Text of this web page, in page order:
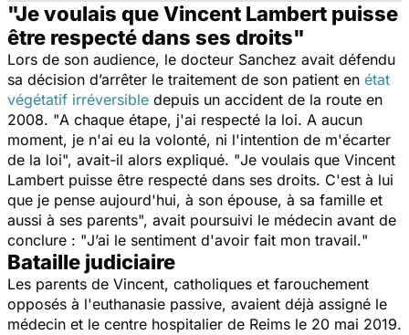
"Je voulais que Vincent Lambert puisse
être respecté dans ses droits"
Lors de son audience, le docteur Sanchez avait défendu
sa décision d’arrêter le traitement de son patient en état
végétatif irréversible depuis un accident de la route en
2008. "A chaque étape, j'ai respecté la loi. A aucun
moment, je n'ai eu la volonté, ni l'intention de m'écarter
de la loi", avait-il alors expliqué. "Je voulais que Vincent
Lambert puisse être respecté dans ses droits. C'est à lui
que je pense aujourd'hui, à son épouse, à sa famille et
aussi à ses parents", avait poursuivi le médecin avant de
conclure : "J’ai le sentiment d'avoir fait mon travail."
Bataille judiciaire
Les parents de Vincent, catholiques et farouchement
opposés à l'euthanasie passive, avaient déjà assigné le
médecin et le centre hospitalier de Reims le 20 mai 2019.